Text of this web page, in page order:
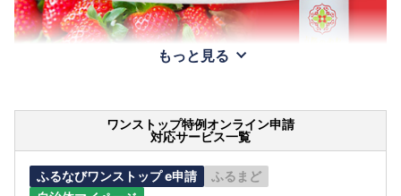
もっと見る
ワンストップ特例オンライン申請
対応サービス一覧
ふるなびワンストップ e申請
ふるまど